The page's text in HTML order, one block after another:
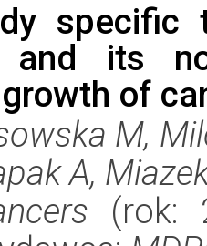
specific
and its
of
M,
A,
(rok: